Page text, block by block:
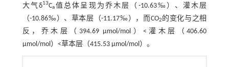
大气δ13Ca值总体呈现为乔木层（-10.63‰）、灌木层
（-10.86‰）、草本层（-11.17‰），而CO2的变化与之相
反，乔木层（394.69 μmol/mol）<灌木层（406.60
μmol/mol）<草本层（415.53 μmol/mol）。